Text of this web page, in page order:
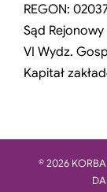
REGON:
Sąd
VI Wydz.
Kapitał
© 2026